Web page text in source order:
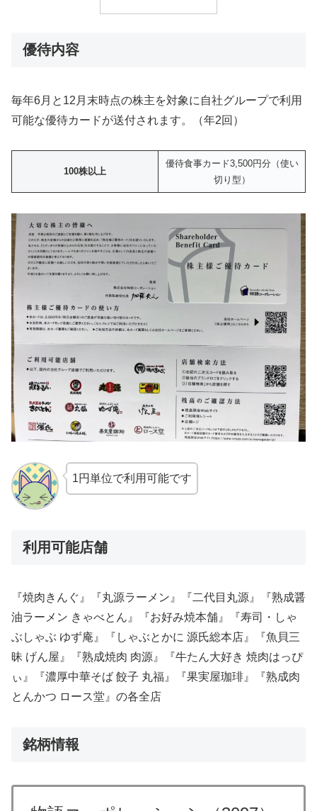
優待内容
毎年6月と12月末時点の株主を対象に自社グループで利用
可能な優待カードが送付されます。（年2回）
100株以上
優待食事カード3,500円分（使い
切り型）
1円単位で利用可能です
利用可能店舗
『焼肉きんぐ』『丸源ラーメン』『二代目丸源』『熟成醤
油ラーメン きゃべとん』『お好み焼本舗』『寿司・しゃ
ぶしゃぶ ゆず庵』『しゃぶとかに 源氏総本店』『魚貝三
昧 げん屋』『熟成焼肉 肉源』『牛たん大好き 焼肉はっぴ
ぃ』『濃厚中華そば 餃子 丸福』『果実屋珈琲』『熟成肉
とんかつ ロース堂』の各全店
銘柄情報